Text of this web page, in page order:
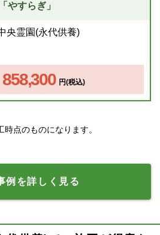
やすらぎ」
央霊園(永代供養)
858,300 円(税込)
点のものになります。
例を詳しく見る